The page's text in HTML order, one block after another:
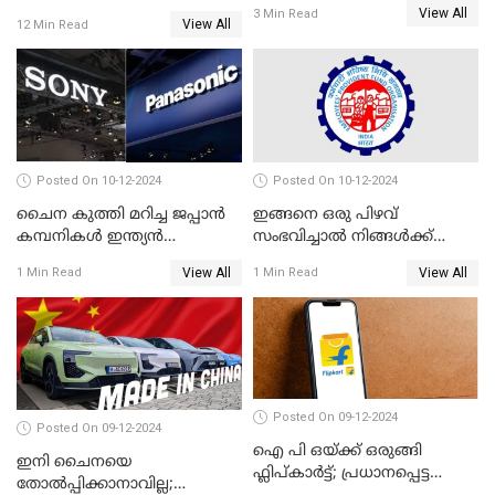
എങ്ങനെയാണെന്ന് നോക്കാം
12 Min Read View All
3 Min Read View All
Posted On 10-12-2024
ചൈന കുത്തി മറിച്ച ജപ്പാൻ
കമ്പനികൾ ഇന്ത്യൻ
വീണ്ടും മുന്നിൽ
1 Min Read View All
Posted On 10-12-2024
ഇങ്ങനെ ഒരു പിഴവ്
സംഭവിച്ചാൽ നിങ്ങൾക്ക്
1 Min Read View All
Posted On 09-12-2024
ഇനി ചൈനയെ
തോൽപ്പിക്കാനാവില്ല;
Posted On 09-12-2024
ഐ പി ഒയ്ക്ക് ഒരുങ്ങി
ഫ്ലിപ്കാർട്ട്; പ്രധാനപ്പെട്ട